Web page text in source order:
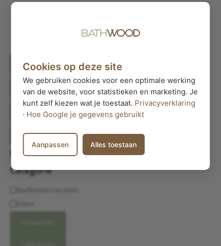
Filter producten
Sluiten
Filter producten
Sluiten
Filters
Categorie
Cookies op deze site
We gebruiken cookies voor een optimale werking
van de website, voor statistieken en marketing. Je
kunt zelf kiezen wat je toestaat. Privacyverklaring
· Hoe Google je gegevens gebruikt
Aanpassen Alles toestaan